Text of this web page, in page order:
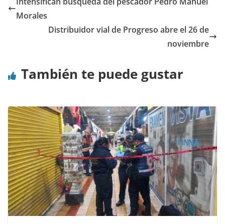
Morales
Distribuidor vial de Progreso abre el 26 de
noviembre
También te puede gustar